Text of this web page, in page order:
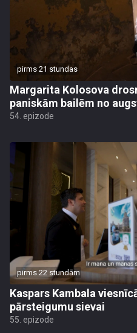
pirms 21 stundas
Margarita Kolosova
paniskām bailēm no
54. epizode
pirms 22 stundām
Kaspars Kambala
pārsteigumu sievai
55. epizode